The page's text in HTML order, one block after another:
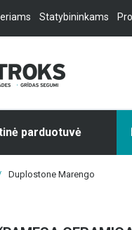
Statybininkams
parduotuvė
Duplostone Marengo